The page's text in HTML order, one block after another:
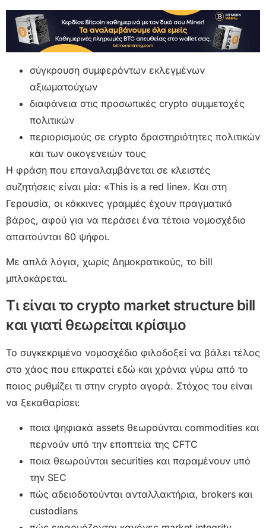
σύγκρουση συμφερόντων εκλεγμένων
αξιωματούχων
διαφάνεια στις προσωπικές crypto συμμετοχές
πολιτικών
περιορισμούς σε crypto δραστηριότητες πολιτικών
και των οικογενειών τους
Η φράση που επαναλαμβάνεται σε κλειστές
συζητήσεις είναι μία: «This is a red line». Και στη
Γερουσία, οι κόκκινες γραμμές έχουν πραγματικό
βάρος, αφού για να περάσει ένα τέτοιο νομοσχέδιο
απαιτούνται 60 ψήφοι.
Με απλά λόγια, χωρίς Δημοκρατικούς, το bill
μπλοκάρεται.
Τι είναι το crypto market structure bill
και γιατί θεωρείται κρίσιμο
Το συγκεκριμένο νομοσχέδιο φιλοδοξεί να βάλει τέλος
στο χάος που επικρατεί εδώ και χρόνια γύρω από το
ποιος ρυθμίζει τι στην crypto αγορά. Στόχος του είναι
να ξεκαθαρίσει:
ποια ψηφιακά assets θεωρούνται commodities και
περνούν υπό την εποπτεία της CFTC
ποια θεωρούνται securities και παραμένουν υπό
την SEC
πώς αδειοδοτούνται ανταλλακτήρια, brokers και
custodians